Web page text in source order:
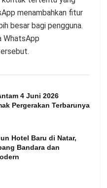
menambahkan fitur
besar bagi pengguna.
WhatsApp
4 Juni 2026
Pergerakan Terbarunya
Hotel Baru di Natar,
Bandara dan